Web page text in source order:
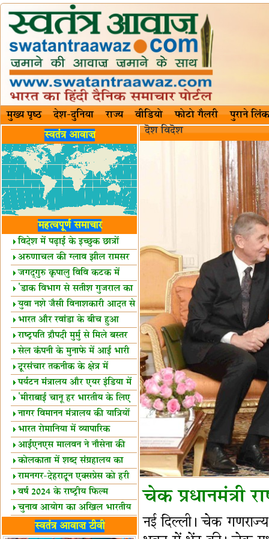
मुख्य पृष्ठ देश-दुनिया राज्य वीडियो फोटो गैलरी पुराने लिंक
स्वतंत्र आवाज़
महत्वपूर्ण समाचार
विदेश में पढ़ाई के इच्छुक छात्रों
केलिए खुशखबरी!
अरुणाचल की ग्लाव झील रामसर
स्थल घोषित
जगद्गुरु कृपालु विवि कटक में
शैक्षिक सत्र शुरू
'डाक विभाग से सतीश गुजराल का
रिश्ता गहरा'
युवा नशे जैसी विनाशकारी आदत से
दूर रहें-मोदी
भारत और रवांडा के बीच हुआ
व्यापार विस्तार
राष्ट्रपति द्रौपदी मुर्मु से मिले बस्तर
के प्रतिनिधि
सेल कंपनी के मुनाफे में आई भारी
उछाल!
दूरसंचार तकनीक के क्षेत्र में
उत्कृष्टता पुरस्कार
पर्यटन मंत्रालय और एयर इंडिया में
समझौता
'मीराबाई चानू हर भारतीय के लिए
प्रेरणा'
नागर विमानन मंत्रालय की यात्रियों
को सलाह
भारत रोमानिया में व्यापारिक
साझेदारियां
आईएनएस मालवन ने नौसेना की
ताकत बढ़ाई
कोलकाता में शब्द संग्रहालय का
उद्घाटन
रामनगर-देहरादून एक्सप्रेस को हरी
झंडीवर्ष 2024 के राष्ट्रीय फिल्म
पुरस्कारों की घोषणा
चुनाव आयोग का अखिल भारतीय
मीडिया सम्मेलन
भारत में केवड़े का अस्तित्‍व 24
स्वतंत्र आवाज़ टीवी
दॆश‍ विदॆश‌
चेक प्रधानमंत्री
नई दिल्ली। चेक गणराज्य